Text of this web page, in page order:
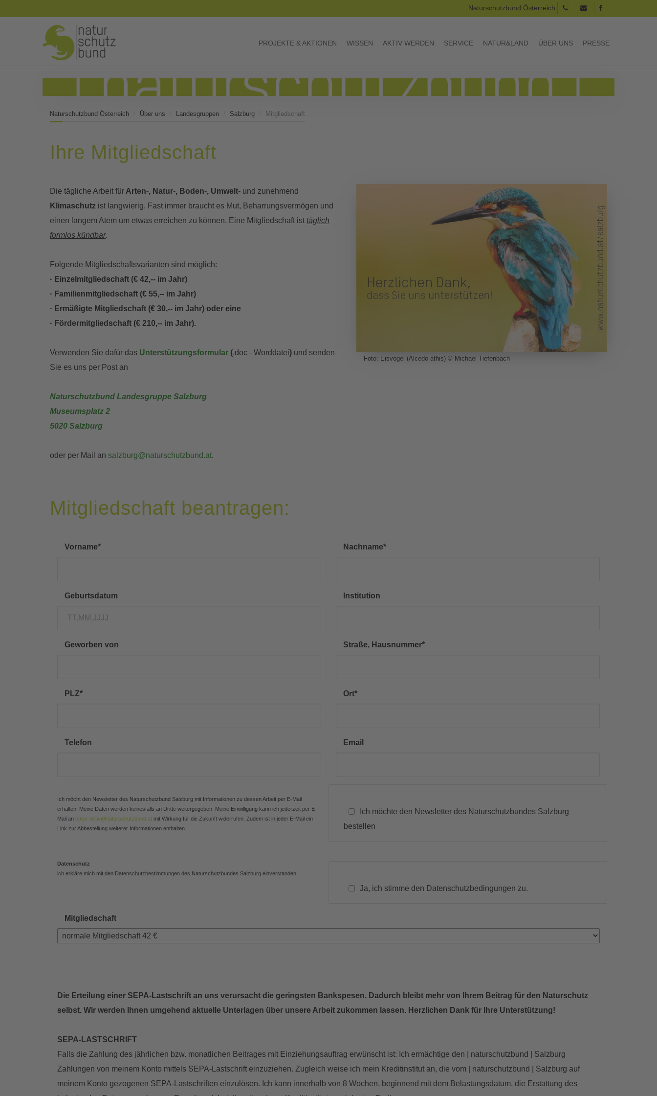
Naturschutzbund Österreich
PROJEKTE & AKTIONEN WISSEN AKTIV WERDEN SERVICE NATUR&LAND ÜBER UNS PRESSE
Naturschutzbund Österreich Über uns Landesgruppen Salzburg Mitgliedschaft
Ihre Mitgliedschaft
Foto: Eisvogel (Alcedo athis) © Michael Tiefenbach
Die tägliche Arbeit für Arten-, Natur-, Boden-, Umwelt- und zunehmend
Klimaschutz ist langwierig. Fast immer braucht es Mut, Beharrungsvermögen und
einen langem Atem um etwas erreichen zu können. Eine Mitgliedschaft ist täglich
formlos kündbar.
Folgende Mitgliedschaftsvarianten sind möglich:
· Einzelmitgliedschaft (€ 42,-- im Jahr)
· Familienmitgliedschaft (€ 55,-- im Jahr)
· Ermäßigte Mitgliedschaft (€ 30,-- im Jahr) oder eine
· Fördermitgliedschaft (€ 210,-- im Jahr).
Verwenden Sie dafür das Unterstützungsformular (.doc - Worddatei) und senden
Sie es uns per Post an
Naturschutzbund Landesgruppe Salzburg
Museumsplatz 2
5020 Salzburg
oder per Mail an salzburg@naturschutzbund.at.
Mitgliedschaft beantragen:
Vorname* Nachname*
Geburtsdatum Institution
Geworben von Straße, Hausnummer*
PLZ* Ort*
Telefon Email
Ich möcht den Newsletter des Naturschutzbund Salzburg mit Informationen zu dessen Arbeit per E-Mail
erhalten. Meine Daten werden keinesfalls an Dritte weitergegeben. Meine Einwilligung kann ich jederzeit per E-
Mail an natur-aktiv@naturschutzbund.at mit Wirkung für die Zukunft widerrufen. Zudem ist in jeder E-Mail ein
Link zur Abbestellung weiterer Informationen enthalten.
Ich möchte den Newsletter des Naturschutzbundes Salzburg
bestellen
Datenschutz
ich erkläre mich mit den Datenschutzbestimmungen des Naturschutzbundes Salzburg einverstanden:
Ja, ich stimme den Datenschutzbedingungen zu.
Mitgliedschaft
Die Erteilung einer SEPA-Lastschrift an uns verursacht die geringsten Bankspesen. Dadurch bleibt mehr von Ihrem Beitrag für den Naturschutz
selbst. Wir werden Ihnen umgehend aktuelle Unterlagen über unsere Arbeit zukommen lassen. Herzlichen Dank für Ihre Unterstützung!
SEPA-LASTSCHRIFT
Falls die Zahlung des jährlichen bzw. monatlichen Beitrages mit Einziehungsauftrag erwünscht ist: Ich ermächtige den | naturschutzbund | Salzburg
Zahlungen von meinem Konto mittels SEPA-Lastschrift einzuziehen. Zugleich weise ich mein Kreditinstitut an, die vom | naturschutzbund | Salzburg auf
meinem Konto gezogenen SEPA-Lastschriften einzulösen. Ich kann innerhalb von 8 Wochen, beginnend mit dem Belastungsdatum, die Erstattung des